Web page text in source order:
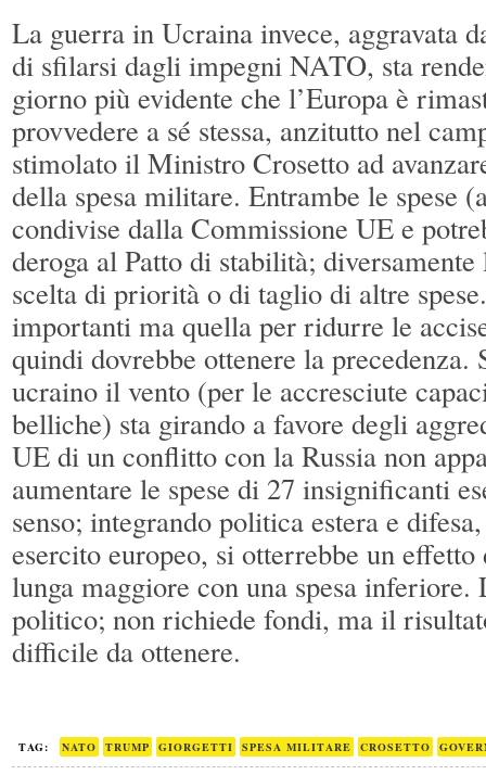
La guerra in Ucraina invece, aggravata
di sfilarsi dagli impegni NATO, sta
giorno più evidente che l’Europa è
provvedere a sé stessa, anzitutto nel
stimolato il Ministro Crosetto ad
della spesa militare. Entrambe le spese
condivise dalla Commissione UE e
deroga al Patto di stabilità;
scelta di priorità o di taglio di altre
importanti ma quella per ridurre le
quindi dovrebbe ottenere la
ucraino il vento (per le accresciute
belliche) sta girando a favore degli
UE di un conflitto con la Russia non
aumentare le spese di 27 insignificanti
senso; integrando politica estera e
esercito europeo, si otterrebbe un
lunga maggiore con una spesa inferiore.
politico; non richiede fondi, ma il
difficile da ottenere.
TAG: NATO TRUMP GIORGETTI SPESA MILITARE CROSETTO